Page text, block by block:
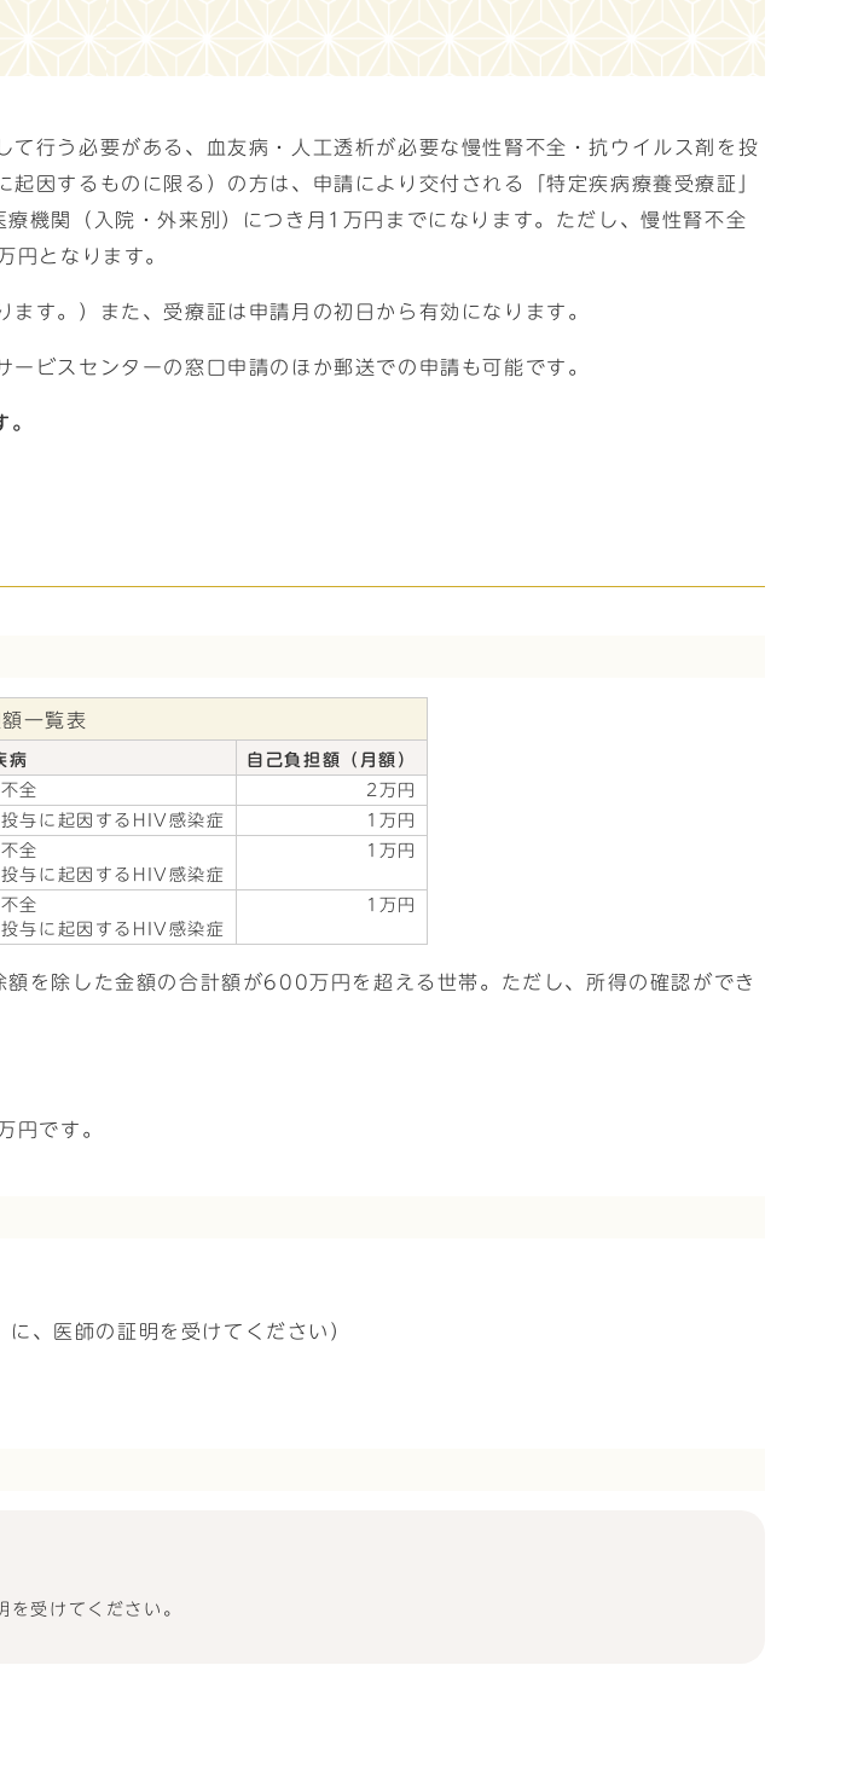
行う必要がある、血友病・人工透析が必要な慢性腎不全・抗ウイルス剤を投
因するものに限る）の方は、申請により交付される「特定疾病療養受療証」
機関（入院・外来別）につき月1万円までになります。ただし、慢性腎不全
円となります。
す。）また、受療証は申請月の初日から有効になります。
ービスセンターの窓口申請のほか郵送での申請も可能です。
一覧表
病
自己負担額（月額）
全
2万円
与に起因するHIV感染症
1万円
全
与に起因するHIV感染症
1万円
全
与に起因するHIV感染症
1万円
を除した金額の合計額が600万円を超える世帯。ただし、所得の確認ができ
円です。
、医師の証明を受けてください）
受けてください。